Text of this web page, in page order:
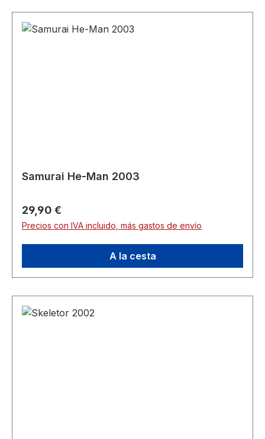
Samurai He-Man 2003
Precio normal:
29,90 €
Precios con IVA incluido, más gastos de envío
A la cesta